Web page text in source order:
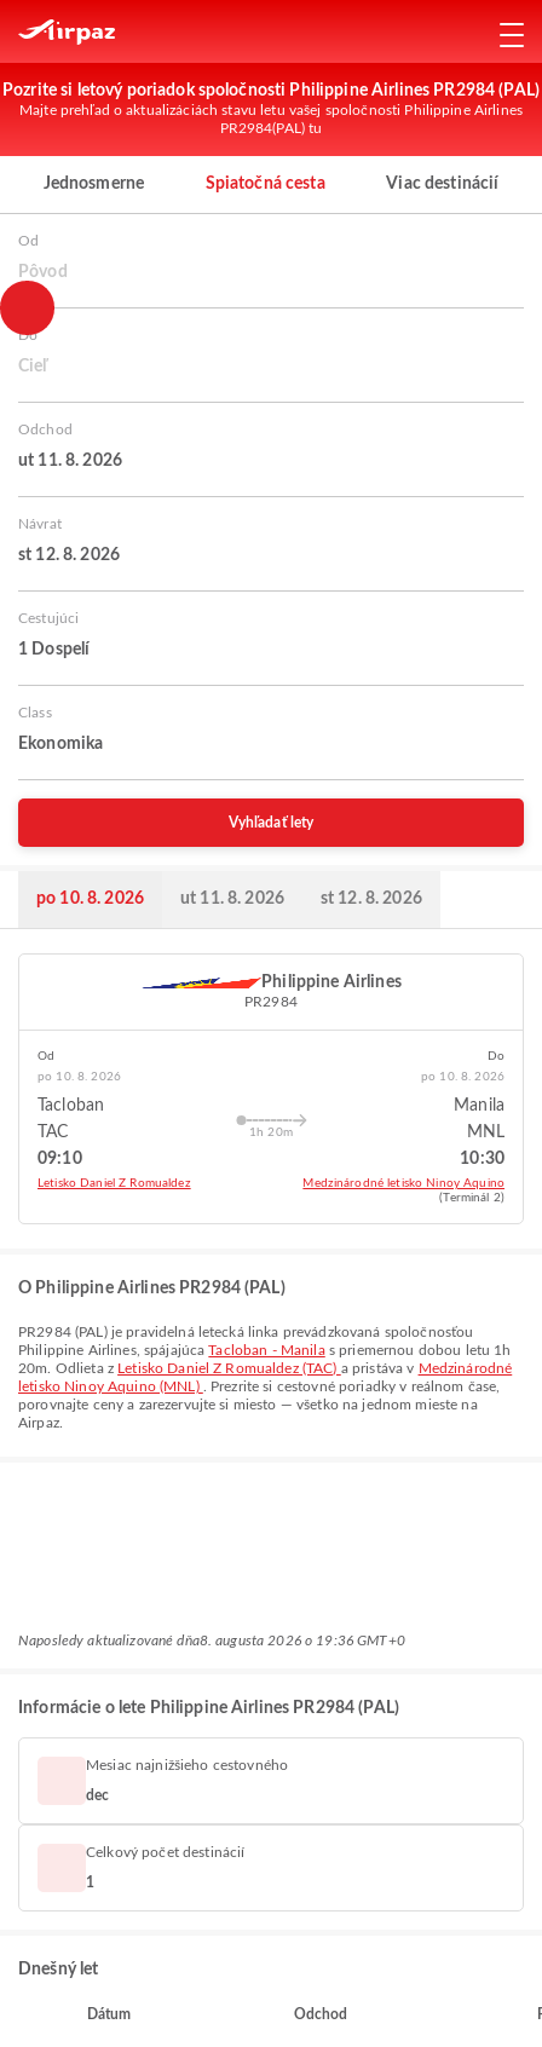
Pozrite si letový poriadok spoločnosti Philippine Airlines PR2984 (PAL)
Majte prehľad o aktualizáciách stavu letu vašej spoločnosti Philippine Airlines
PR2984(PAL) tu
Jednosmerne Spiatočná cesta Viac destinácií
Od
Pôvod
Do
Cieľ
Odchod
ut 11. 8. 2026
Návrat
st 12. 8. 2026
Cestujúci
1 Dospelí
Class
Ekonomika
Vyhľadať lety
po 10. 8. 2026 ut 11. 8. 2026 st 12. 8. 2026
Philippine Airlines
PR2984
Od
po 10. 8. 2026
Tacloban
TAC
09:10
Letisko Daniel Z Romualdez
1h 20m
Do
po 10. 8. 2026
Manila
MNL
10:30
Medzinárodné letisko Ninoy Aquino
(Terminál 2)
O Philippine Airlines PR2984 (PAL)
PR2984(PAL ) je pravidelná letecká linka prevádzkovaná spoločnosťou
Philippine Airlines, spájajúcaTacloban - Manilas priemernou dobou letu 1h
20m
. Odlieta z Letisko Daniel Z Romualdez (TAC) a pristáva v Medzinárodné
letisko Ninoy Aquino (MNL)
. Prezrite si cestovné poriadky v reálnom čase,
porovnajte ceny a zarezervujte si miesto — všetko na jednom mieste na
Airpaz.
Naposledy aktualizované dňa8. augusta 2026 o 19:36 GMT+0
Informácie o lete Philippine Airlines PR2984 (PAL)
Mesiac najnižšieho cestovného
dec
Celkový počet destinácií
1
Dnešný let
Dátum Odchod